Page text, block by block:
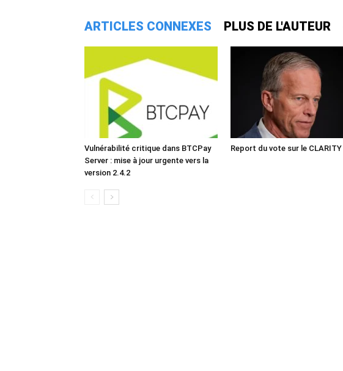
ARTICLES CONNEXES PLUS DE L'AUTEUR
Vulnérabilité critique dans BTCPay
Server : mise à jour urgente vers la
version 2.4.2
Report du vote sur le